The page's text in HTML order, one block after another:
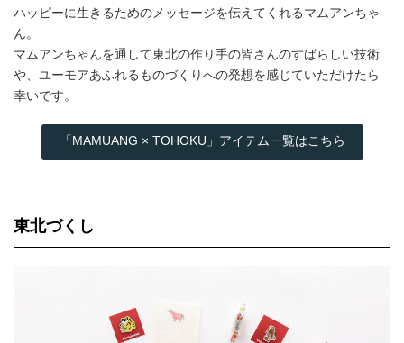
ハッピーに生きるためのメッセージを伝えてくれるマムアンちゃ
ん。
マムアンちゃんを通して東北の作り手の皆さんのすばらしい技術
や、ユーモアあふれるものづくりへの発想を感じていただけたら
幸いです。
「MAMUANG × TOHOKU」アイテム一覧はこちら
東北づくし